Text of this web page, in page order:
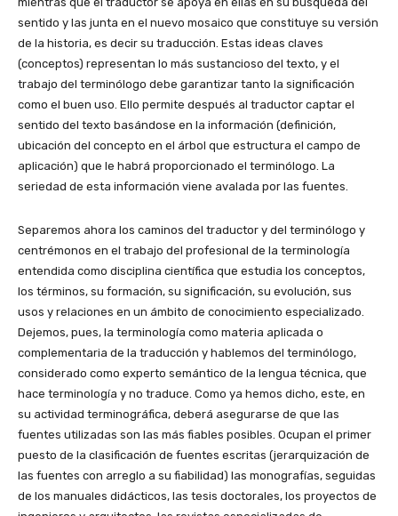
sentido y las junta en el nuevo mosaico que constituye su versión
de la historia, es decir su traducción. Estas ideas claves
(conceptos) representan lo más sustancioso del texto, y el
trabajo del terminólogo debe garantizar tanto la significación
como el buen uso. Ello permite después al traductor captar el
sentido del texto basándose en la información (definición,
ubicación del concepto en el árbol que estructura el campo de
aplicación) que le habrá proporcionado el terminólogo. La
seriedad de esta información viene avalada por las fuentes.
Separemos ahora los caminos del traductor y del terminólogo y
centrémonos en el trabajo del profesional de la terminología
entendida como disciplina científica que estudia los conceptos,
los términos, su formación, su significación, su evolución, sus
usos y relaciones en un ámbito de conocimiento especializado.
Dejemos, pues, la terminología como materia aplicada o
complementaria de la traducción y hablemos del terminólogo,
considerado como experto semántico de la lengua técnica, que
hace terminología y no traduce. Como ya hemos dicho, este, en
su actividad terminográfica, deberá asegurarse de que las
fuentes utilizadas son las más fiables posibles. Ocupan el primer
puesto de la clasificación de fuentes escritas (jerarquización de
las fuentes con arreglo a su fiabilidad) las monografías, seguidas
de los manuales didácticos, las tesis doctorales, los proyectos de